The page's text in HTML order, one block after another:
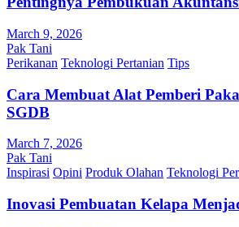
March 9, 2026
Pak Tani
Perikanan Teknologi Pertanian Tips
Cara Membuat Alat Pemberi
SGDB
March 7, 2026
Pak Tani
Inspirasi Opini Produk Olahan Teknologi
Inovasi Pembuatan Kelapa